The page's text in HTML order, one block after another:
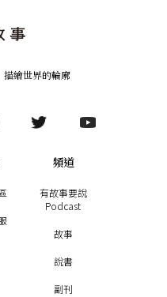
描繪世界的輪廓
頻道
有故事要說
Podcast
故事
說書
副刊